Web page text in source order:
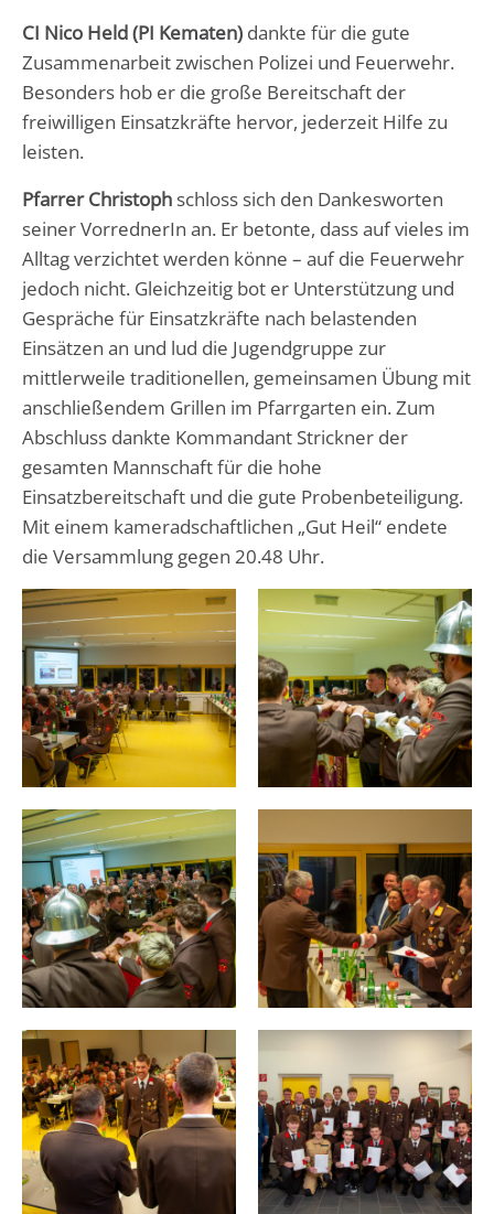
CI Nico Held (PI Kematen) dankte für die gute
Zusammenarbeit zwischen Polizei und Feuerwehr.
Besonders hob er die große Bereitschaft der
freiwilligen Einsatzkräfte hervor, jederzeit Hilfe zu
leisten.
Pfarrer Christoph schloss sich den Dankesworten
seiner VorrednerIn an. Er betonte, dass auf vieles im
Alltag verzichtet werden könne – auf die Feuerwehr
jedoch nicht. Gleichzeitig bot er Unterstützung und
Gespräche für Einsatzkräfte nach belastenden
Einsätzen an und lud die Jugendgruppe zur
mittlerweile traditionellen, gemeinsamen Übung mit
anschließendem Grillen im Pfarrgarten ein. Zum
Abschluss dankte Kommandant Strickner der
gesamten Mannschaft für die hohe
Einsatzbereitschaft und die gute Probenbeteiligung.
Mit einem kameradschaftlichen „Gut Heil“ endete
die Versammlung gegen 20.48 Uhr.